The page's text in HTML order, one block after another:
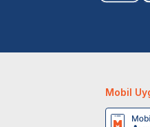
Mobil